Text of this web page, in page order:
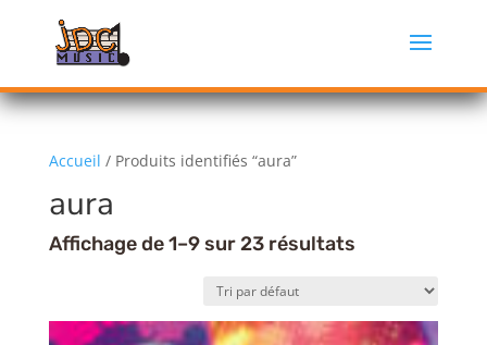
Accueil / Produits identifiés “aura”
aura
Affichage de 1–9 sur 23 résultats